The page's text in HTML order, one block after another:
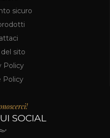
sicuro
sito
Policy
Policy
SOCIAL